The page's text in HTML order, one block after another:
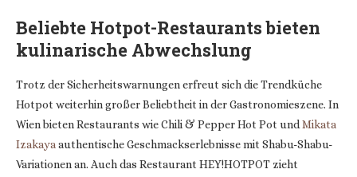
Beliebte Hotpot-Restaurants bieten
kulinarische Abwechslung
Trotz der Sicherheitswarnungen erfreut sich die Trendküche
Hotpot weiterhin großer Beliebtheit in der Gastronomieszene. In
Wien bieten Restaurants wie Chili & Pepper Hot Pot und Mikata
Izakaya authentische Geschmackserlebnisse mit Shabu-Shabu-
Variationen an. Auch das Restaurant HEY!HOTPOT zieht